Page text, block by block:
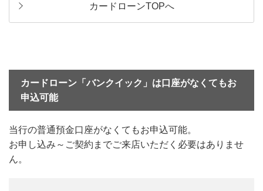
カードローンTOPへ
カードローン「バンクイック」は口座がなくてもお
申込可能
当行の普通預金口座がなくてもお申込可能。
お申し込み～ご契約までご来店いただく必要はありませ
ん。